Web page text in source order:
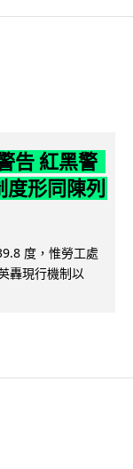
告 紅黑警
形同陳列
度，惟勞工處
轟現行機制以